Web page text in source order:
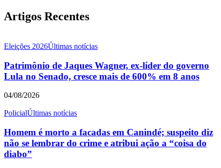
Artigos Recentes
Eleições 2026Últimas notícias
Patrimônio de Jaques Wagner, ex-líder do governo
Lula no Senado, cresce mais de 600% em 8 anos
04/08/2026
PolicialÚltimas notícias
Homem é morto a facadas em Canindé; suspeito diz
não se lembrar do crime e atribui ação a “coisa do
diabo”